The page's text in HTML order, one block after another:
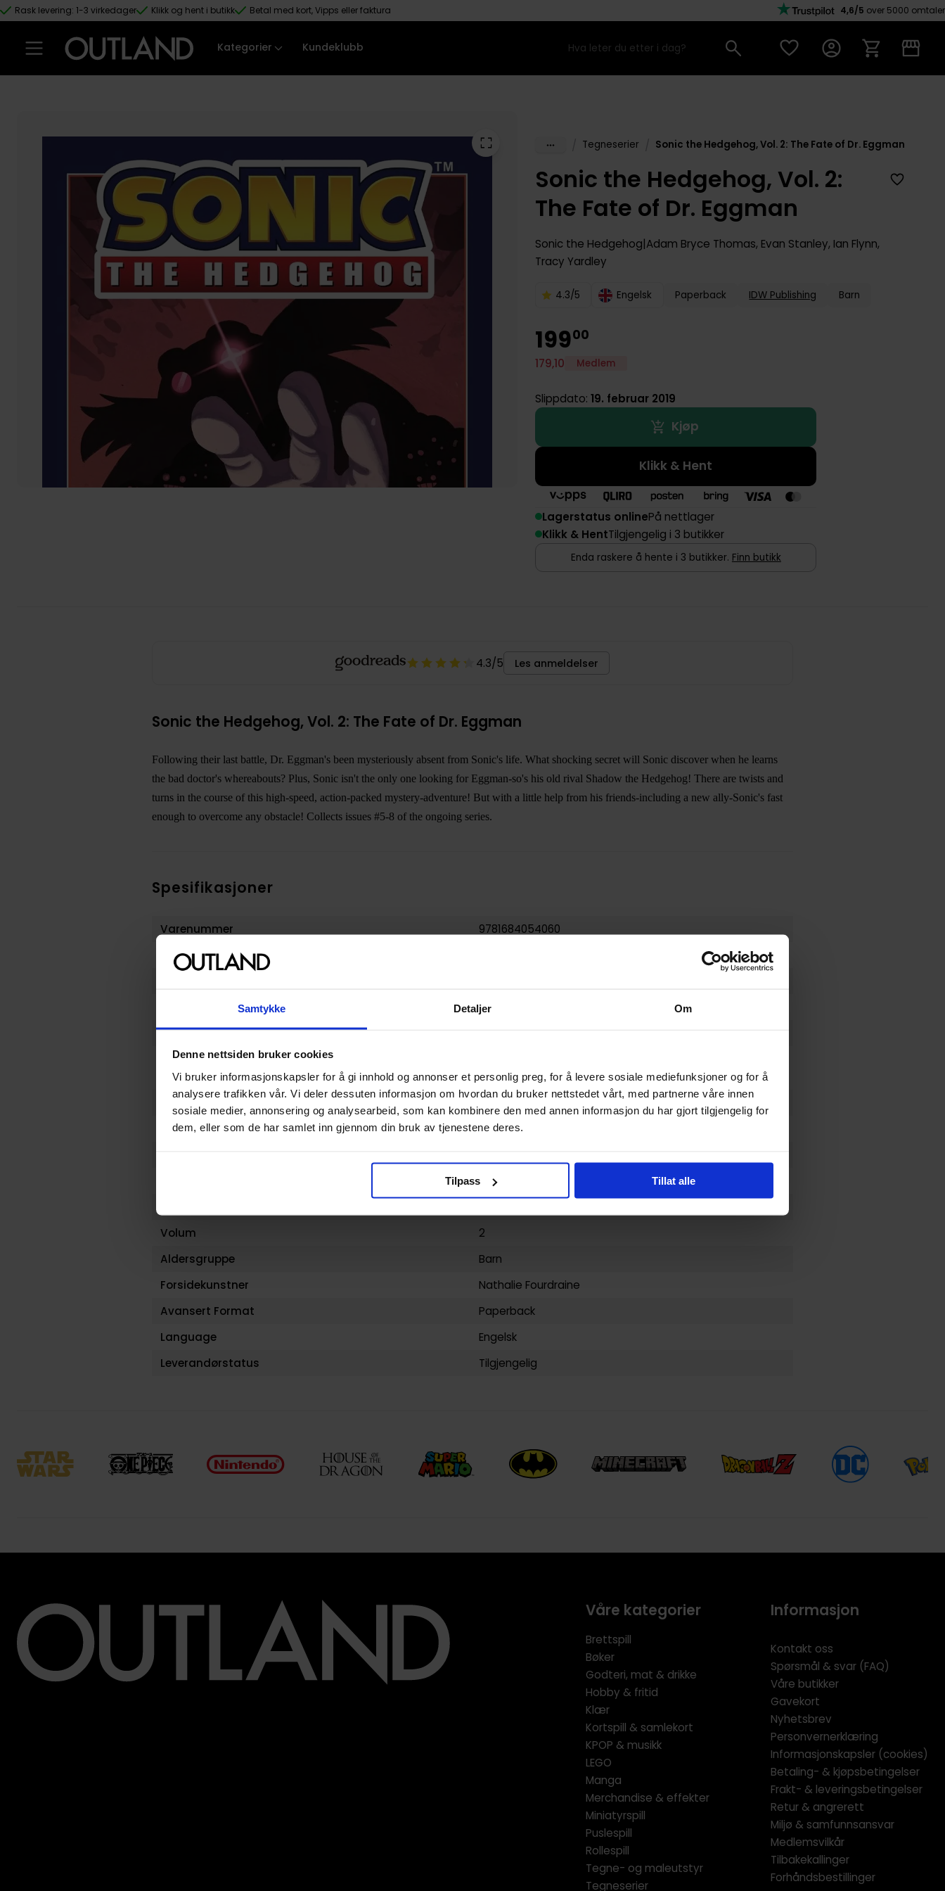
Samtykke Detaljer Om
Denne nettsiden bruker cookies
Vi bruker informasjonskapsler for å gi innhold og annonser et personlig preg, for å levere sosiale mediefunksjoner og for å
analysere trafikken vår. Vi deler dessuten informasjon om hvordan du bruker nettstedet vårt, med partnerne våre innen
sosiale medier, annonsering og analysearbeid, som kan kombinere den med annen informasjon du har gjort tilgjengelig for
dem, eller som de har samlet inn gjennom din bruk av tjenestene deres.
Tilpass Tillat alle
Hopp til hovedinnhold
Rask levering: 1-3 virkedager Klikk og hent i butikk Betal med kort, Vipps eller faktura 4,6/5 over 5000 omtaler
Kategorier Kundeklubb
Tegneserier Sonic the Hedgehog, Vol. 2: The Fate of Dr. Eggman
Sonic the Hedgehog, Vol. 2:
The Fate of Dr. Eggman
Sonic the Hedgehog Adam Bryce Thomas, Evan Stanley, Ian Flynn,
Tracy Yardley
4.3/5 Engelsk Paperback IDW Publishing Barn
19900
179,10 Medlem
Slippdato:19. februar 2019
Kjøp
Klikk & Hent
Lagerstatus onlinePå nettlager
Klikk & HentTilgjengelig i 3 butikker
Enda raskere å hente i 3 butikker. Finn butikk
4.3/5 Les anmeldelser
Sonic the Hedgehog, Vol. 2: The Fate of Dr. Eggman
Following their last battle, Dr. Eggman's been mysteriously absent from Sonic's life. What shocking secret will Sonic discover when he learns
the bad doctor's whereabouts? Plus, Sonic isn't the only one looking for Eggman-so's his old rival Shadow the Hedgehog! There are twists and
turns in the course of this high-speed, action-packed mystery-adventure! But with a little help from his friends-including a new ally-Sonic's fast
enough to overcome any obstacle! Collects issues #5-8 of the ongoing series.
Spesifikasjoner
Varenummer
9781684054060
Vekt (Kg) :
Paperback
Serie
Forfatter
Yardley
Sjanger
Action og Eventyr
Illustratør
Tracy Yardley
IDW Publishing
Volum
2
Aldersgruppe
Barn
Forsidekunstner
Nathalie Fourdraine
Avansert Format
Paperback
Language
Engelsk
Leverandørstatus
Tilgjengelig
Våre kategorier
Brettspill
Bøker
Godteri, mat & drikke
Hobby & fritid
Klær
Kortspill & samlekort
KPOP & musikk
LEGO
Manga
Merchandise & effekter
Miniatyrspill
Puslespill
Rollespill
Tegne- og maleutstyr
Tegneserier
Informasjon
Kontakt oss
Spørsmål & svar (FAQ)
Våre butikker
Gavekort
Nyhetsbrev
Personvernerklæring
Informasjonskapsler (cookies)
Betaling- & kjøpsbetingelser
Frakt- & leveringsbetingelser
Retur & angrerett
Miljø & samfunnsansvar
Medlemsvilkår
Tilbakekallinger
Forhåndsbestillinger